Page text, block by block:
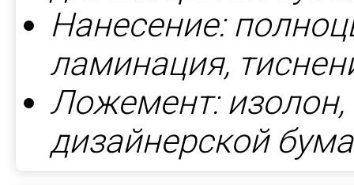
Нанесение:
ламинация,
Ложемент:
дизайнерской